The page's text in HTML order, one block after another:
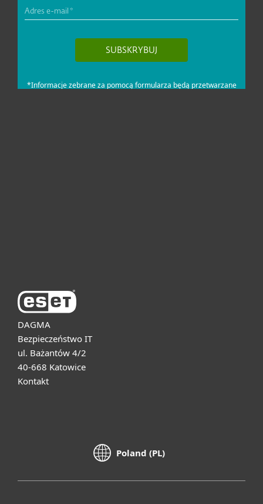
DAGMA
Bezpieczeństwo IT
ul. Bażantów 4/2
40-668 Katowice
Kontakt
Poland (PL)